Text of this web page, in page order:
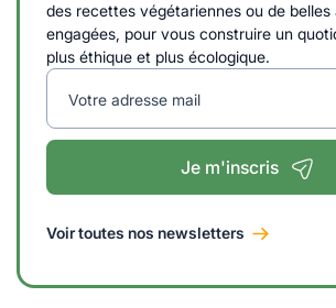
des recettes végétariennes ou de belles
engagées, pour vous construire un
plus éthique et plus écologique.
Votre adresse mail
Je m'inscris
Voir toutes nos newsletters